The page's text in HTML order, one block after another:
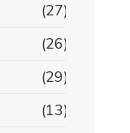
(27)
(26)
(29)
(13)